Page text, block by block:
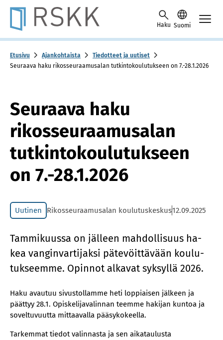
Skip to content -saavutettavuusohje
Haku Suomi
Etusivu Ajankohtaista
Tiedotteet ja uutiset
Seuraava haku rikosseuraamusalan tutkintokoulutukseen on 7.-28.1.2026
Seuraava haku
rikosseuraamusalan
tutkintokoulutukseen
on 7.-28.1.2026
Uutinen Rikosseuraamusalan koulutuskeskus12.09.2025
Tam­mi­kuus­sa on jäl­leen mah­dol­li­suus ha­
kea van­gin­var­ti­jak­si pä­te­vöit­tä­vään kou­lu­
tuk­seem­me. Opin­not al­ka­vat syk­syl­lä 2026.
Haku avautuu sivustollamme heti loppiaisen jälkeen ja
päättyy 28.1. Opiskelijavalinnan teemme hakijan kuntoa ja
soveltuvuutta mittaavalla pääsykokeella.
Tarkemmat tiedot valinnasta ja sen aikataulusta